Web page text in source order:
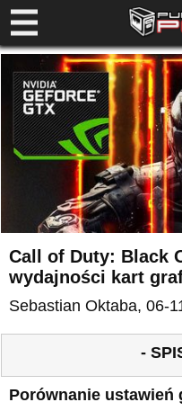
Call of Duty: Black
wydajności kart
Sebastian Oktaba, 06-
-
Porównanie ustawień